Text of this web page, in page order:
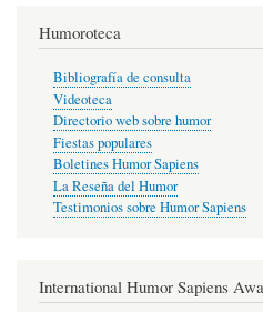
Humoroteca
Bibliografía de consulta
Videoteca
Directorio web sobre humor
Fiestas populares
Boletines Humor Sapiens
La Reseña del Humor
Testimonios sobre Humor Sapiens
International Humor Sapiens